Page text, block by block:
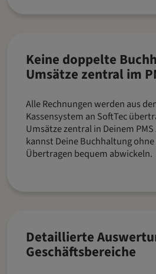
Keine doppelte
Umsätze zentral im
Alle Rechnungen werden aus
Kassensystem an SoftTec
Umsätze zentral in Deinem
kannst Deine Buchhaltung
Übertragen bequem abwickeln.
Detaillierte
Geschäftsbereiche